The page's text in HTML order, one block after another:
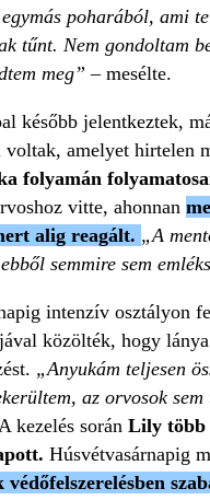
poharából, ami
tűnt. Nem gondoltam
meg”– mesélte.
később jelentkeztek,
amelyet hirtelen
folyamán
vitte, ahonnan
alig reagált. „A
semmire sem
intenzív osztályon
közölték, hogy
„Anyukám teljesen
az orvosok
kezelés során Lily több
Húsvétvasárnapig
védőfelszerelésben